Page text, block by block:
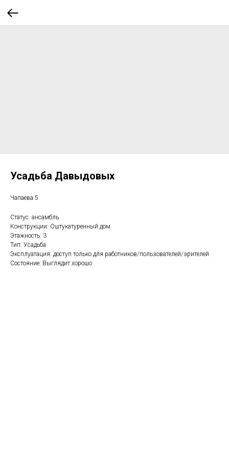
Усадьба Давыдовых
Чапаева 5
Статус: ансамбль
Конструкции: Оштукатуренный дом
Этажность: 3
Тип: Усадьба
Эксплуатация: доступ только для работников/пользователей/зрителей
Состояние: Выглядит хорошо